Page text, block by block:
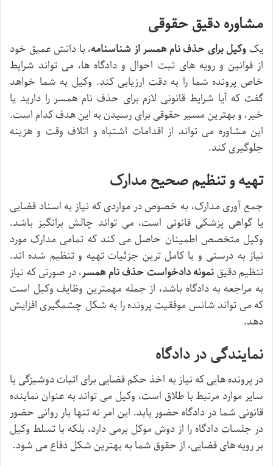
مشاوره دقیق حقوقی
یکوکیل برای حذف نام همسر از شناسنامه، با دانش عمیق خود
از قوانین و رویه های ثبت احوال و دادگاه ها، می تواند شرایط
خاص پرونده شما را به دقت ارزیابی کند. وکیل به شما خواهد
گفت که آیا شرایط قانونی لازم برای حذف نام همسر را دارید یا
خیر، و بهترین مسیر حقوقی برای رسیدن به این هدف کدام است.
این مشاوره می تواند از اقدامات اشتباه و اتلاف وقت و هزینه
جلوگیری کند.
تهیه و تنظیم صحیح مدارک
جمع آوری مدارک، به خصوص در مواردی که نیاز به اسناد قضایی
یا گواهی پزشکی قانونی است، می تواند چالش برانگیز باشد.
وکیل متخصص اطمینان حاصل می کند که تمامی مدارک مورد
نیاز به درستی و با کامل ترین جزئیات تهیه و تنظیم شده اند.
تنظیم دقیق نمونه دادخواست حذف نام همسر، در صورتی که نیاز
به مراجعه به دادگاه باشد، از جمله مهمترین وظایف وکیل است
که می تواند شانس موفقیت پرونده را به شکل چشمگیری افزایش
دهد.
نمایندگی در دادگاه
در پرونده هایی که نیاز به اخذ حکم قضایی برای اثبات دوشیزگی یا
سایر موارد مرتبط با طلاق است، وکیل می تواند به عنوان نماینده
قانونی شما در دادگاه حضور یابد. این امر نه تنها بار روانی حضور
در جلسات دادگاه را از دوش موکل برمی دارد، بلکه با تسلط وکیل
بر رویه های قضایی، از حقوق شما به بهترین شکل دفاع می شود.